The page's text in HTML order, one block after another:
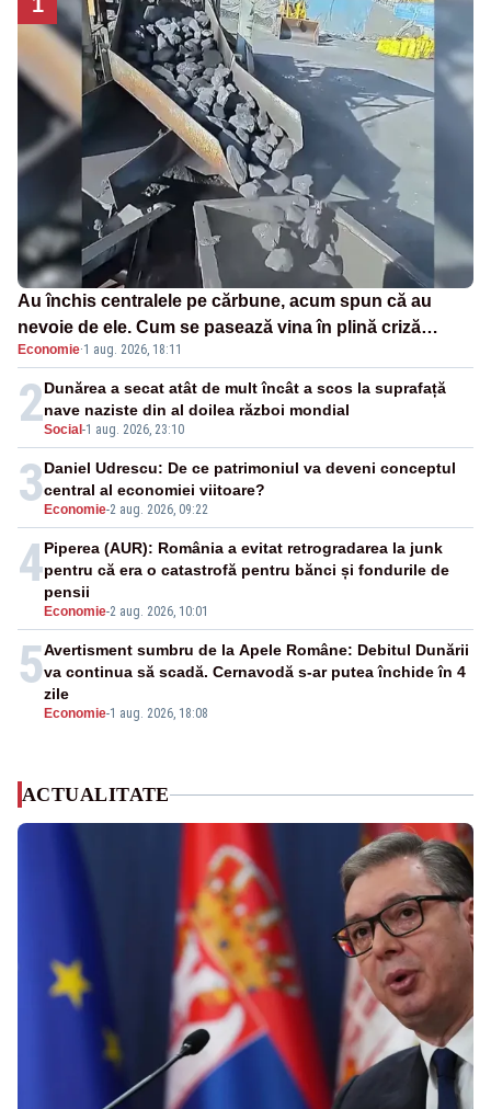
Au închis centralele pe cărbune, acum spun că au
nevoie de ele. Cum se pasează vina în plină criză
energetică
Economie·1 aug. 2026, 18:11
2Social -1 aug. 2026, 23:10
Dunărea a secat atât de mult încât a scos la suprafață
nave naziste din al doilea război mondial
3 Economie-2 aug. 2026, 09:22
Daniel Udrescu: De ce patrimoniul va deveni conceptul
central al economiei viitoare?
4
Economie-2 aug. 2026, 10:01
Piperea (AUR): România a evitat retrogradarea la junk
pentru că era o catastrofă pentru bănci și fondurile de
pensii
5
Economie-1 aug. 2026, 18:08
Avertisment sumbru de la Apele Române: Debitul Dunării
va continua să scadă. Cernavodă s-ar putea închide în 4
zile
ACTUALITATE